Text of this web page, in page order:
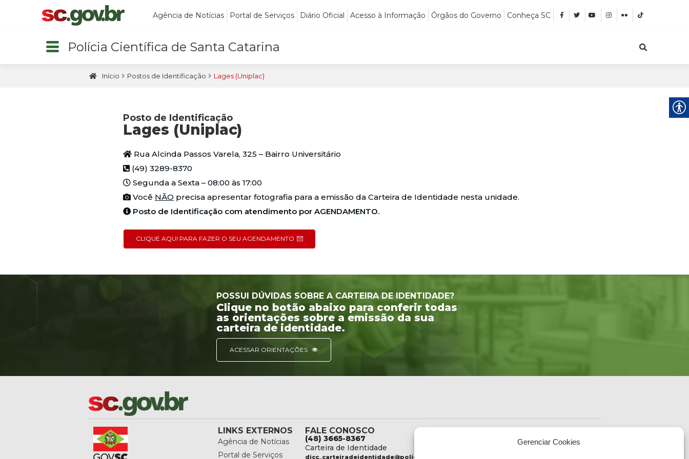
Gerenciar Cookies
Agência de Notícias Portal de Serviços Diário Oficial Acesso à Informação Órgãos do Governo Conheça SC
Polícia Científica de Santa Catarina
Início Postos de Identificação Lages (Uniplac)
Posto de Identificação
Lages (Uniplac)
Rua Alcinda Passos Varela, 325 – Bairro Universitário
(49) 3289-8370
Segunda a Sexta – 08:00 às 17:00
Você NÃO precisa apresentar fotografia para a emissão da Carteira de Identidade nesta unidade.
Posto de Identificação com atendimento por AGENDAMENTO.
CLIQUE AQUI PARA FAZER O SEU AGENDAMENTO
POSSUI DÚVIDAS SOBRE A CARTEIRA DE IDENTIDADE?
Clique no botão abaixo para conferir todas
as orientações sobre a emissão da sua
carteira de identidade.
ACESSAR ORIENTAÇÕES
LINKS EXTERNOS
Agência de Notícias
Portal de Serviços
FALE CONOSCO
(48) 3665-8367
Carteira de Identidade
dicc_carteiradeidentidade@policiacientifica.sc.gov.br
ENDEREÇO
Sede Administrativa Central